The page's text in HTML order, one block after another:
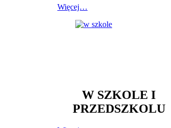
Więcej…
W SZKOLE I
PRZEDSZKOLU